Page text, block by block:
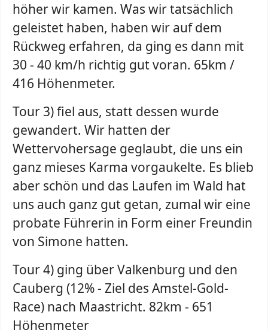
höher wir kamen. Was wir tatsächlich
geleistet haben, haben wir auf dem
Rückweg erfahren, da ging es dann mit
30 - 40 km/h richtig gut voran. 65km /
416 Höhenmeter.
Tour 3) fiel aus, statt dessen wurde
gewandert. Wir hatten der
Wettervohersage geglaubt, die uns ein
ganz mieses Karma vorgaukelte. Es blieb
aber schön und das Laufen im Wald hat
uns auch ganz gut getan, zumal wir eine
probate Führerin in Form einer Freundin
von Simone hatten.
Tour 4) ging über Valkenburg und den
Cauberg (12% - Ziel des Amstel-Gold-
Race) nach Maastricht. 82km - 651
Höhenmeter